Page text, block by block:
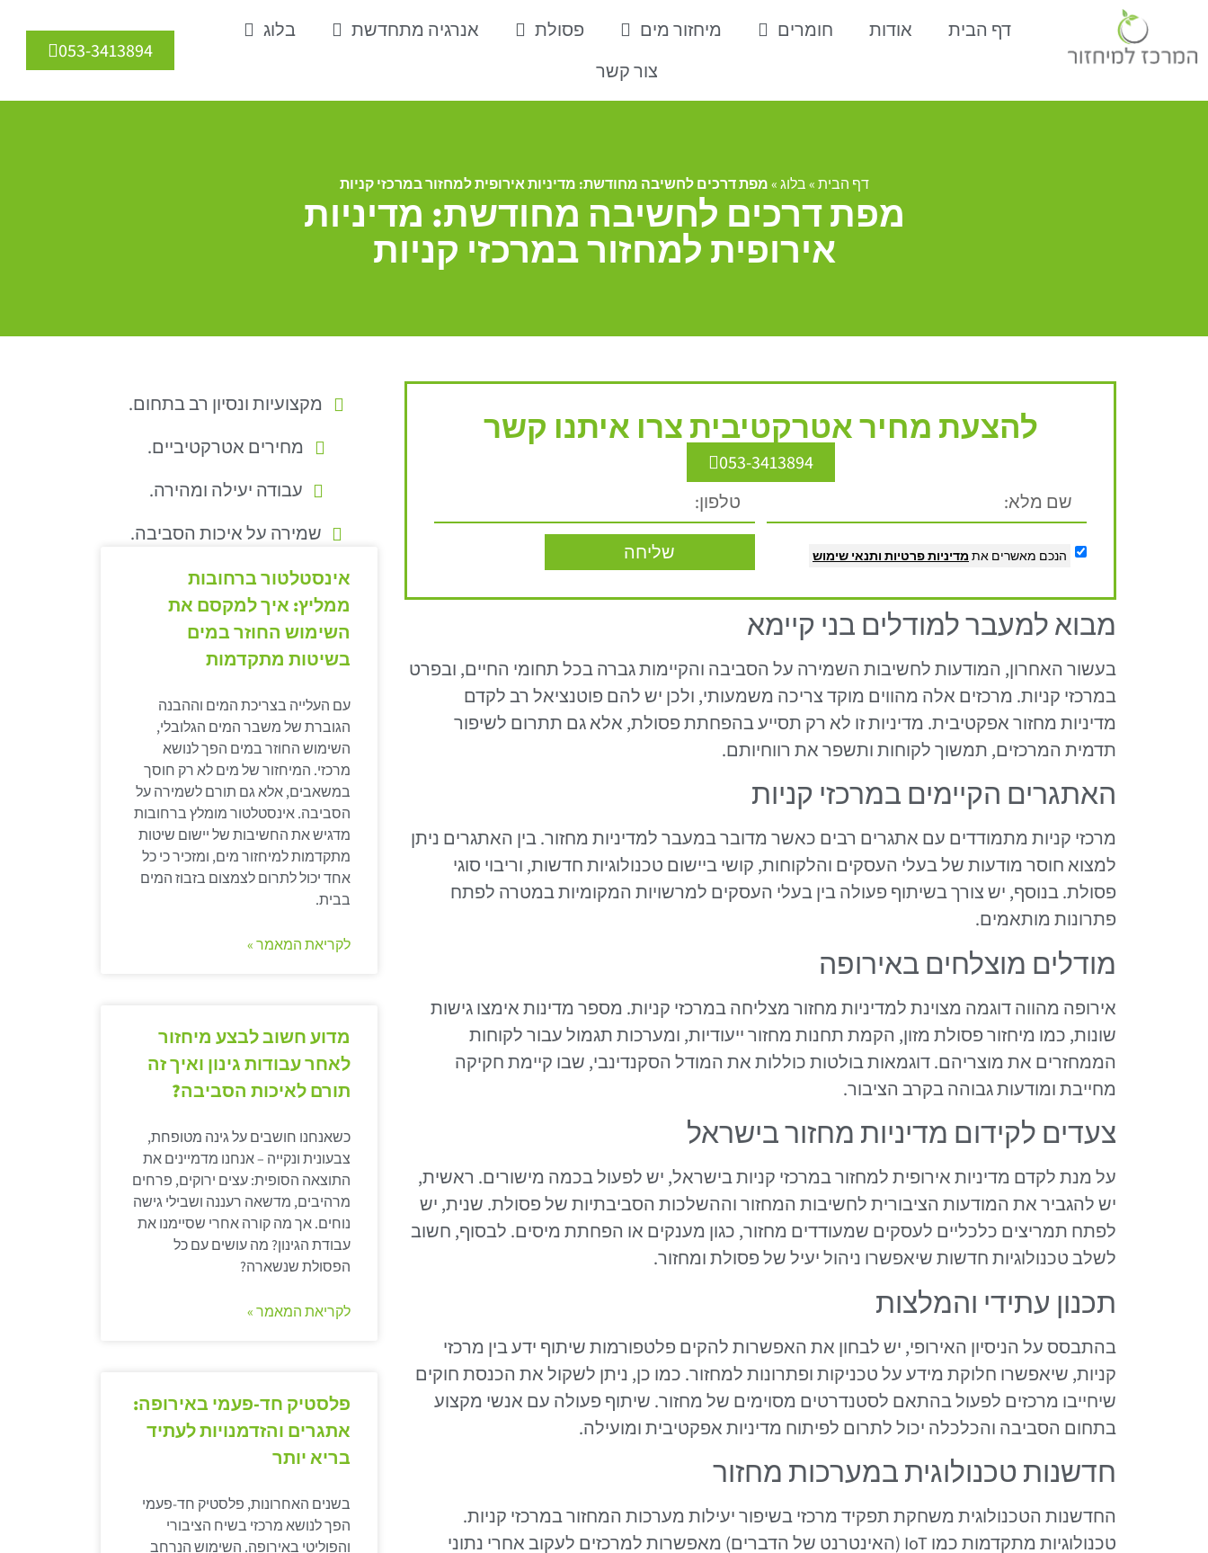
דף הבית אודות חומרים מיחזור מים פסולת אנרגיה מתחדשת
בלוג
צור קשר
053-3413894
דף הבית»בלוג»מפת דרכים לחשיבה מחודשת: מדיניות אירופית למחזור במרכזי קניות
מפת דרכים לחשיבה מחודשת: מדיניות
אירופית למחזור במרכזי קניות
להצעת מחיר אטרקטיבית צרו איתנו קשר
053-3413894
הנכם מאשרים את מדיניות פרטיות ותנאי שימוש שליחה
מבוא למעבר למודלים בני קיימא
בעשור האחרון, המודעות לחשיבות השמירה על הסביבה והקיימות גברה בכל תחומי החיים, ובפרט
במרכזי קניות. מרכזים אלה מהווים מוקד צריכה משמעותי, ולכן יש להם פוטנציאל רב לקדם
מדיניות מחזור אפקטיבית. מדיניות זו לא רק תסייע בהפחתת פסולת, אלא גם תתרום לשיפור
תדמית המרכזים, תמשוך לקוחות ותשפר את רווחיותם.
האתגרים הקיימים במרכזי קניות
מרכזי קניות מתמודדים עם אתגרים רבים כאשר מדובר במעבר למדיניות מחזור. בין האתגרים ניתן
למצוא חוסר מודעות של בעלי העסקים והלקוחות, קושי ביישום טכנולוגיות חדשות, וריבוי סוגי
פסולת. בנוסף, יש צורך בשיתוף פעולה בין בעלי העסקים למרשויות המקומיות במטרה לפתח
פתרונות מותאמים.
מודלים מוצלחים באירופה
אירופה מהווה דוגמה מצוינת למדיניות מחזור מצליחה במרכזי קניות. מספר מדינות אימצו גישות
שונות, כמו מיחזור פסולת מזון, הקמת תחנות מחזור ייעודיות, ומערכות תגמול עבור לקוחות
הממחזרים את מוצריהם. דוגמאות בולטות כוללות את המודל הסקנדינבי, שבו קיימת חקיקה
מחייבת ומודעות גבוהה בקרב הציבור.
צעדים לקידום מדיניות מחזור בישראל
על מנת לקדם מדיניות אירופית למחזור במרכזי קניות בישראל, יש לפעול בכמה מישורים. ראשית,
יש להגביר את המודעות הציבורית לחשיבות המחזור וההשלכות הסביבתיות של פסולת. שנית, יש
לפתח תמריצים כלכליים לעסקים שמעודדים מחזור, כגון מענקים או הפחתת מיסים. לבסוף, חשוב
לשלב טכנולוגיות חדשות שיאפשרו ניהול יעיל של פסולת ומחזור.
תכנון עתידי והמלצות
בהתבסס על הניסיון האירופי, יש לבחון את האפשרות להקים פלטפורמות שיתוף ידע בין מרכזי
קניות, שיאפשרו חלוקת מידע על טכניקות ופתרונות למחזור. כמו כן, ניתן לשקול את הכנסת חוקים
שיחייבו מרכזים לפעול בהתאם לסטנדרטים מסוימים של מחזור. שיתוף פעולה עם אנשי מקצוע
בתחום הסביבה והכלכלה יכול לתרום לפיתוח מדיניות אפקטיבית ומועילה.
חדשנות טכנולוגית במערכות מחזור
החדשנות הטכנולוגית משחקת תפקיד מרכזי בשיפור יעילות מערכות המחזור במרכזי קניות.
טכנולוגיות מתקדמות כמו IoT (האינטרנט של הדברים) מאפשרות למרכזים לעקוב אחרי נתוני
מקצועיות ונסיון רב בתחום.
מחירים אטרקטיביים.
עבודה יעילה ומהירה.
שמירה על איכות הסביבה.
אינסטלטור ברחובות
ממליץ: איך למקסם את
השימוש החוזר במים
בשיטות מתקדמות
עם העלייה בצריכת המים וההבנה
הגוברת של משבר המים הגלובלי,
השימוש החוזר במים הפך לנושא
מרכזי. המיחזור של מים לא רק חוסך
במשאבים, אלא גם תורם לשמירה על
הסביבה. אינסטלטור מומלץ ברחובות
מדגיש את החשיבות של יישום שיטות
מתקדמות למיחזור מים, ומזכיר כי כל
אחד יכול לתרום לצמצום בזבוז המים
בבית.
לקריאת המאמר »
מדוע חשוב לבצע מיחזור
לאחר עבודות גינון ואיך זה
תורם לאיכות הסביבה?
כשאנחנו חושבים על גינה מטופחת,
צבעונית ונקייה – אנחנו מדמיינים את
התוצאה הסופית: עצים ירוקים, פרחים
מרהיבים, מדשאה רעננה ושבילי גישה
נוחים. אך מה קורה אחרי שסיימנו את
עבודת הגינון? מה עושים עם כל
הפסולת שנשארה?
לקריאת המאמר »
פלסטיק חד-פעמי באירופה:
אתגרים והזדמנויות לעתיד
בריא יותר
בשנים האחרונות, פלסטיק חד-פעמי
הפך לנושא מרכזי בשיח הציבורי
והפוליטי באירופה. השימוש הנרחב